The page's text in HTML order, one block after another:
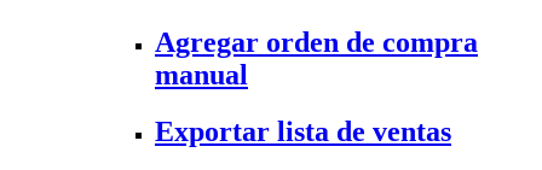
Agregar orden de compra
manual
Exportar lista de ventas